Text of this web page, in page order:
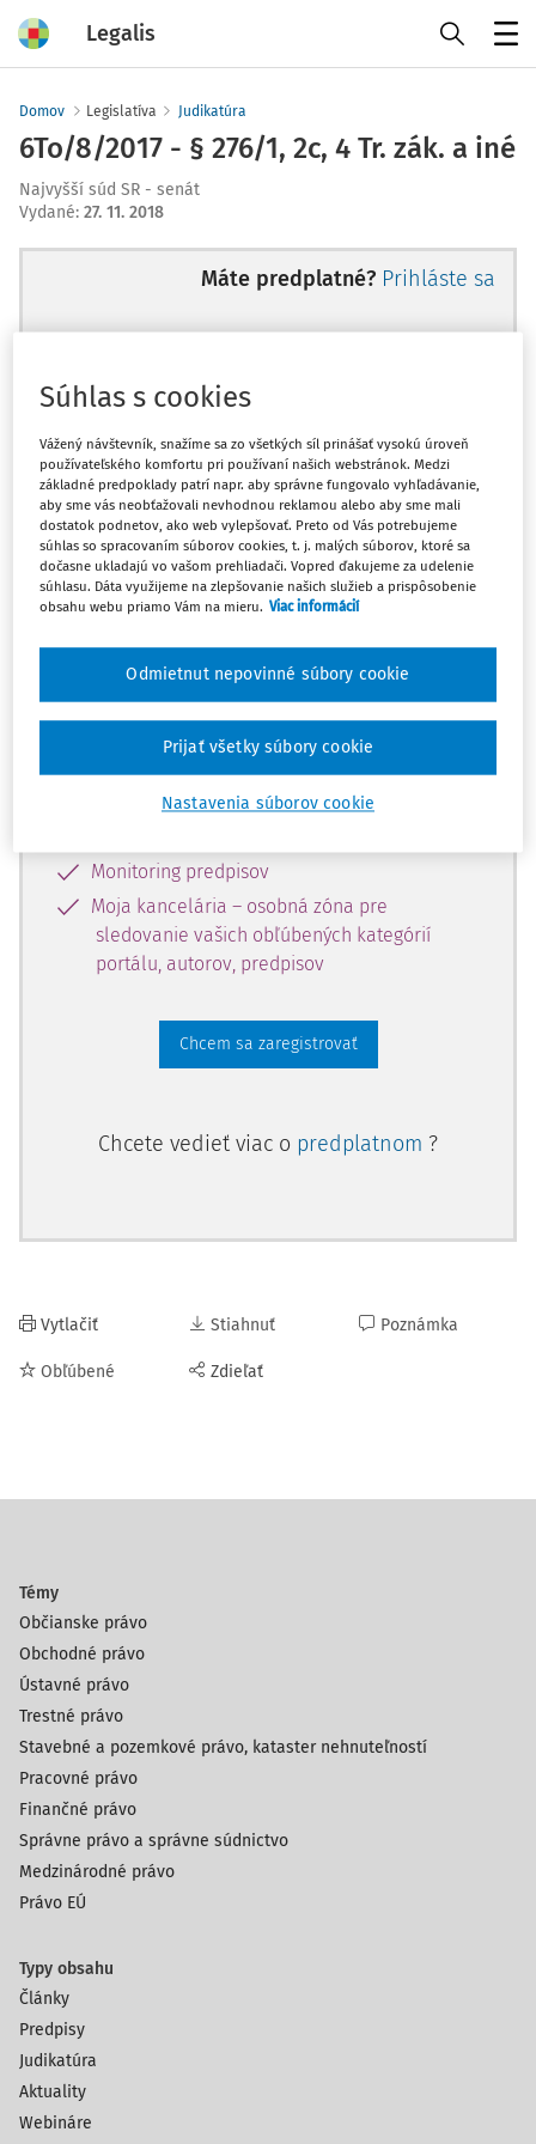
Legalis
Domov Legislatíva Judikatúra
6To/8/2017 - § 276/1, 2c, 4 Tr. zák. a iné
Najvyšší súd SR - senát
Vydané: 27. 11. 2018
Máte predplatné? Prihláste sa
Ups, zatiaľ ste si prečítali len
začiatok...
Celý odborný obsah z tejto oblasti je
dostupný predplatiteľom portálu.
obsahu a získajte prístup na 10 dní
zdarma, stačí sa len zaregistrovať.
Vďaka registrácii získate prístup aj k
vybranému obsahu:
Monitoring predpisov
Moja kancelária – osobná zóna pre
sledovanie vašich obľúbených kategórií
portálu, autorov, predpisov
Chcem sa zaregistrovať
Chcete vedieť viac o predplatnom ?
Vytlačiť
Obľúbené
Stiahnuť
Zdieľať
Poznámka
Témy
Občianske právo
Obchodné právo
Ústavné právo
Trestné právo
Stavebné a pozemkové právo, kataster nehnuteľností
Pracovné právo
Finančné právo
Správne právo a správne súdnictvo
Medzinárodné právo
Právo EÚ
Typy obsahu
Články
Predpisy
Judikatúra
Aktuality
Webináre
Súhlas s cookies
Vážený návštevník, snažíme sa zo všetkých síl prinášať vysokú úroveň
používateľského komfortu pri používaní našich webstránok. Medzi
základné predpoklady patrí napr. aby správne fungovalo vyhľadávanie,
aby sme vás neobťažovali nevhodnou reklamou alebo aby sme mali
dostatok podnetov, ako web vylepšovať. Preto od Vás potrebujeme
súhlas so spracovaním súborov cookies, t. j. malých súborov, ktoré sa
dočasne ukladajú vo vašom prehliadači. Vopred ďakujeme za udelenie
súhlasu. Dáta využijeme na zlepšovanie našich služieb a prispôsobenie
obsahu webu priamo Vám na mieru. Viac informácií
Nastavenia súborov cookie
Odmietnut nepovinné súbory cookie
Prijať všetky súbory cookie